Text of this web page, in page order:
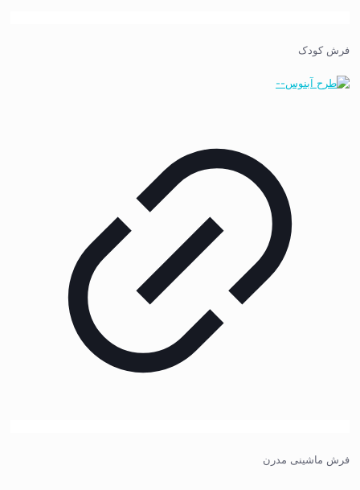
فرش کودک
فرش ماشینی مدرن